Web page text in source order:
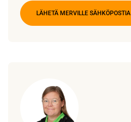
LÄHETÄ MERVILLE SÄHKÖPOSTIA